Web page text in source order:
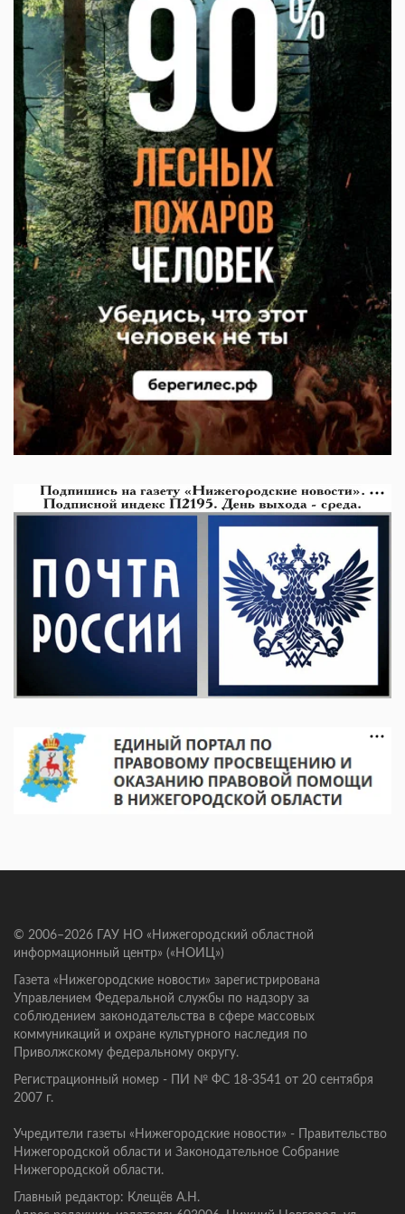
© 2006–2026 ГАУ НО «Нижегородский областной
информационный центр» («НОИЦ»)
Газета «Нижегородские новости» зарегистрирована
Управлением Федеральной службы по надзору за
соблюдением законодательства в сфере массовых
коммуникаций и охране культурного наследия по
Приволжскому федеральному округу.
Регистрационный номер - ПИ № ФС 18-3541 от 20 сентября
2007 г.
Учредители газеты «Нижегородские новости» - Правительство
Нижегородской области и Законодательное Собрание
Нижегородской области.
Главный редактор: Клещёв А.Н.